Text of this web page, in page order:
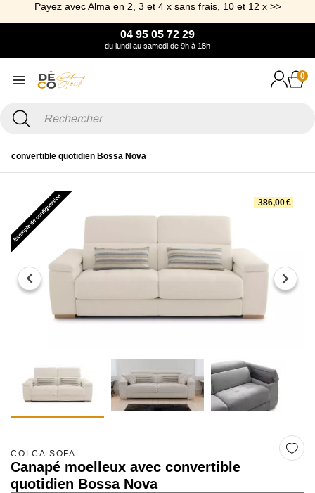
Payez avec Alma en 2, 3 et 4 x sans frais, 10 et 12 x >>
04 95 05 72 29
du lundi au samedi de 9h à 18h
0
convertible quotidien Bossa Nova
-386,00 €
COLCA SOFA
Canapé moelleux avec convertible
quotidien Bossa Nova